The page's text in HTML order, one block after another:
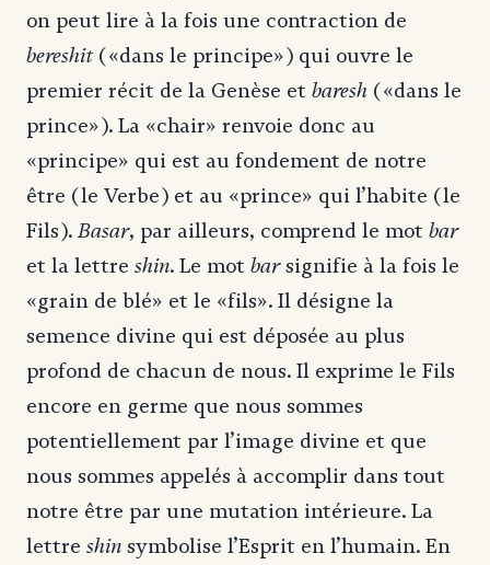
on peut lire à la fois une contraction de
bereshit(«dans le principe») qui ouvre le
premier récit de la Genèse et baresh («dans le
prince»). La «chair» renvoie donc au
«principe» qui est au fondement de notre
être (le Verbe) et au «prince» qui l’habite (le
Fils). Basar, par ailleurs, comprend le mot bar
et la lettre shin. Le mot barsignifie à la fois le
«grain de blé» et le «fils». Il désigne la
semence divine qui est déposée au plus
profond de chacun de nous. Il exprime le Fils
encore en germe que nous sommes
potentiellement par l’image divine et que
nous sommes appelés à accomplir dans tout
notre être par une mutation intérieure. La
lettre shin symbolise l’Esprit en l’humain. En